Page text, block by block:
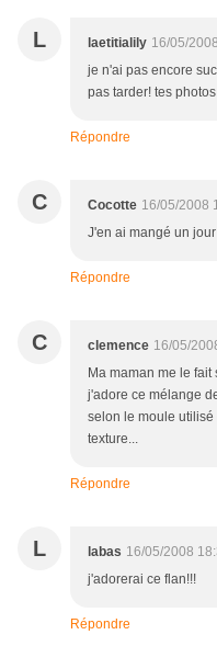
L laetitialily 16/05/
je n'ai pas encore
pas tarder! tes
Répondre
C Cocotte 16/05/2008
J'en ai mangé un
Répondre
C clemence 16/05/
Ma maman me le
j'adore ce mélange
selon le moule
texture...
Répondre
L labas 16/05/2008
j'adorerai ce flan!!!
Répondre